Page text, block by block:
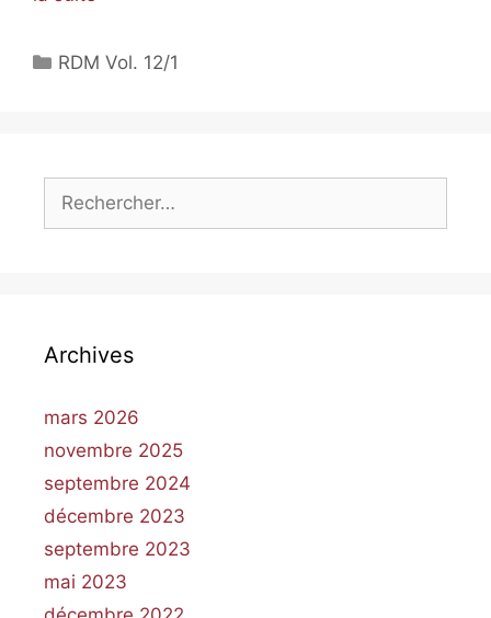
RDM Vol. 12/1
Archives
mars 2026
novembre 2025
septembre 2024
décembre 2023
septembre 2023
mai 2023